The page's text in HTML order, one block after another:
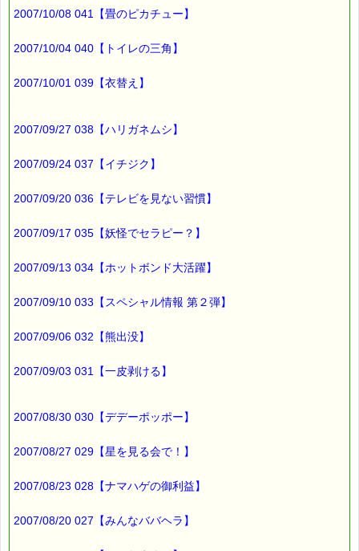
そんなはずはないと思い、
・・・・・
もっとおいしかったはず・・・
ここで、
「今は秋（時期はずれ）なので、おいしくありませんけど
という意味だったのね o( _ _ )o
夏にはもっとおいしいのかしら？
その時の写真です
2007/10/08 041【畳のピカチュー】
2007/10/04 040【トイレの三角】
2007/10/01 039【衣替え】
2007/09/27 038【ハリガネムシ】
2007/09/24 037【イチジク】
2007/09/20 036【テレビを見ない習慣】
2007/09/17 035【妖怪でセラピー？】
2007/09/13 034【ホットボンド大活躍】
2007/09/10 033【スペシャル情報 第２弾】
2007/09/06 032【熊出没】
2007/09/03 031【一皮剥ける】
2007/08/30 030【デデーポッポー】
2007/08/27 029【星を見る会で！】
2007/08/23 028【ナマハゲの御利益】
2007/08/20 027【みんなババヘラ】